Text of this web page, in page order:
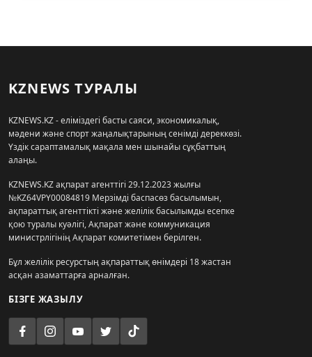
KZNEWS ТУРАЛЫ
KZNEWS.KZ - еліміздегі басты саяси, экономикалық,
мәдени және спорт жаңалықтарының сенімді дереккөзі.
Үздік сараптамалық мақала мен шынайы сұқбаттың
алаңы.
KZNEWS.KZ ақпарат агенттігі 29.12.2023 жылғы
№KZ64VPY00084819 Мерзімді баспасөз басылымын,
ақпараттық агенттікті және желілік басылымды есепке
қою туралы куәлігі, Ақпарат және коммуникация
министрлігінің Ақпарат комитетімен берілген.
Бұл желілік ресурстың ақпараттық өнімдері 18 жастан
асқан азаматтарға арналған.
БІЗГЕ ЖАЗЫЛУ